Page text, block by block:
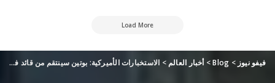
Load More
فيفو نيوز >
Blog
> أخبار العالم > الاستخبارات الأميركية: بوتين سينتقم من قائد فاغنر